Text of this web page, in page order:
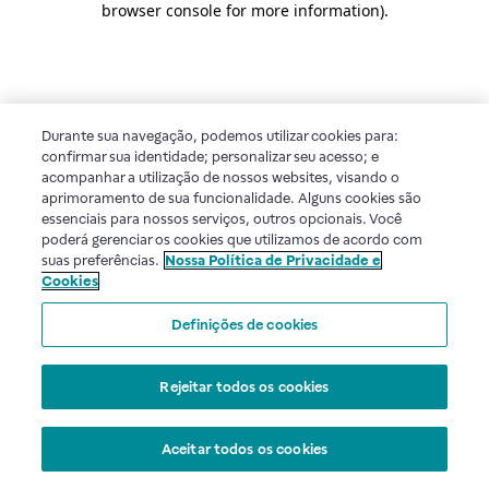
browser console for more information).
Durante sua navegação, podemos utilizar cookies para:
confirmar sua identidade; personalizar seu acesso; e
acompanhar a utilização de nossos websites, visando o
aprimoramento de sua funcionalidade. Alguns cookies são
essenciais para nossos serviços, outros opcionais. Você
poderá gerenciar os cookies que utilizamos de acordo com
suas preferências. Nossa Política de Privacidade e
Cookies
Definições de cookies
Rejeitar todos os cookies
Aceitar todos os cookies